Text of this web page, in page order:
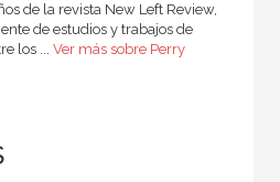
de la revista New Left Review,
de estudios y trabajos de
los ... Ver más sobre Perry